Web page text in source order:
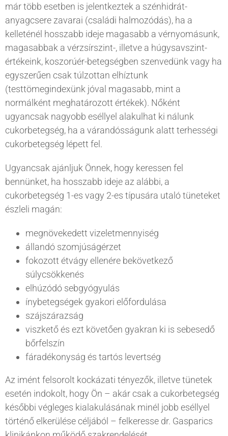
már több esetben is jelentkeztek a szénhidrát-
anyagcsere zavarai (családi halmozódás), ha a
kelleténél hosszabb ideje magasabb a vérnyomásunk,
magasabbak a vérzsírszint-, illetve a húgysavszint-
értékeink, koszorúér-betegségben szenvedünk vagy ha
egyszerűen csak túlzottan elhíztunk
(testtömegindexünk jóval magasabb, mint a
normálként meghatározott értékek). Nőként
ugyancsak nagyobb eséllyel alakulhat ki nálunk
cukorbetegség, ha a várandósságunk alatt terhességi
cukorbetegség lépett fel.
Ugyancsak ajánljuk Önnek, hogy keressen fel
bennünket, ha hosszabb ideje az alábbi, a
cukorbetegség 1-es vagy 2-es típusára utaló tüneteket
észleli magán:
megnövekedett vizeletmennyiség
állandó szomjúságérzet
fokozott étvágy ellenére bekövetkező
súlycsökkenés
elhúzódó sebgyógyulás
ínybetegségek gyakori előfordulása
szájszárazság
viszkető és ezt követően gyakran ki is sebesedő
bőrfelszín
fáradékonyság és tartós levertség
Az imént felsorolt kockázati tényezők, illetve tünetek
esetén indokolt, hogy Ön – akár csak a cukorbetegség
későbbi végleges kialakulásának minél jobb eséllyel
történő elkerülése céljából – felkeresse dr. Gasparics